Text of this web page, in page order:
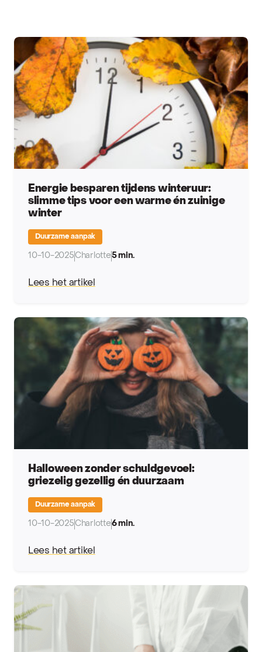
Artikelen in deze categorie
Energie besparen tijdens winteruur:
slimme tips voor een warme én zuinige
winter
Duurzame aanpak
10-10-2025Charlotte5 min.
Lees het artikel
Halloween zonder schuldgevoel:
griezelig gezellig én duurzaam
Duurzame aanpak
10-10-2025Charlotte6 min.
Lees het artikel